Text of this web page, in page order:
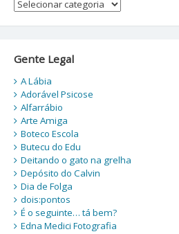
Categorias
Gente Legal
A Lábia
Adorável Psicose
Alfarrábio
Arte Amiga
Boteco Escola
Butecu do Edu
Deitando o gato na grelha
Depósito do Calvin
Dia de Folga
dois:pontos
É o seguinte… tá bem?
Edna Medici Fotografia